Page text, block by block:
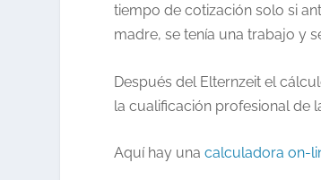
tiempo de cotización solo si
madre, se tenía una trabajo y
Después del Elternzeit el
la cualificación profesional de
Aquí hay unacalculadora on-